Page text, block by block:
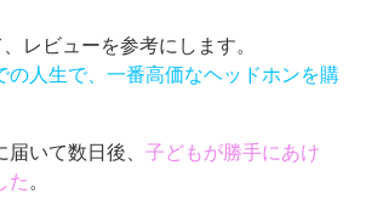
レビューを参考にします。
の人生で、一番高価なヘッドホンを購
いて数日後、 子どもが勝手にあけ
た 。